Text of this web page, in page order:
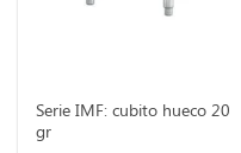
Serie IMF: cubito hueco 20
gr